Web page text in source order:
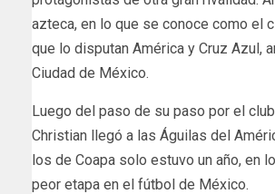
azteca, en lo que se conoce como el
que lo disputan América y Cruz Azul,
Ciudad de México.
Luego del paso de su paso por el
Christian llegó a las Águilas del
los de Coapa solo estuvo un año, en
peor etapa en el fútbol de México.